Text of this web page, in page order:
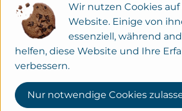
Herkunft
Deutschland
Wir nutzen Cookies
Website. Einige von
essenziell, während
helfen, diese Website und Ihre
verbessern.
Nur notwendige Cookies